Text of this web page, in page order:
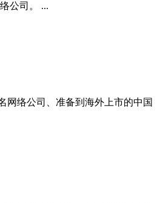
公司。 ...
网络公司、准备到海外上市的中国